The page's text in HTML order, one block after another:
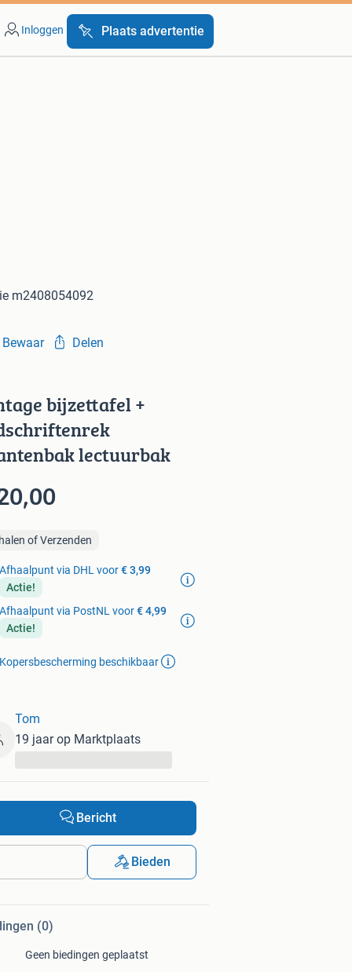
Inloggen Plaats advertentie
m2408054092
Bewaar Delen
bijzettafel +
lectuurbak
of Verzenden
Afhaalpunt via DHL voor€ 3,99
Actie!
Afhaalpunt via PostNL voor€ 4,99
Actie!
Kopersbescherming beschikbaar
Tom
19 jaar op Marktplaats
Bericht
Bieden
(0)
Geen biedingen geplaatst